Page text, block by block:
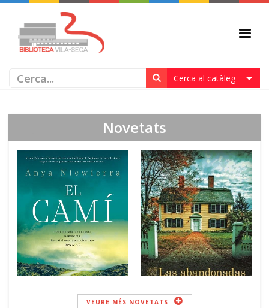
Cerca al catàleg
Novetats
VEURE MÉS NOVETATS